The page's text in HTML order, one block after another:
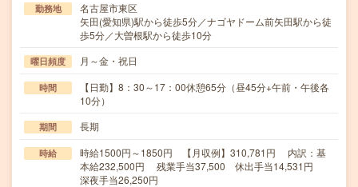
勤務地
名古屋市東区
矢田(愛知県)駅から徒歩5分／ナゴヤドーム前矢田駅から徒
歩5分／大曽根駅から徒歩10分
曜日頻度 月～金・祝日
時間
【日勤】8：30～17：00休憩65分（昼45分+午前・午後各
10分）
期間 長期
時給
時給1500円～1850円 【月収例】310,781円 内訳：基
本給232,500円 残業手当37,500 休出手当14,531円
深夜手当26,250円